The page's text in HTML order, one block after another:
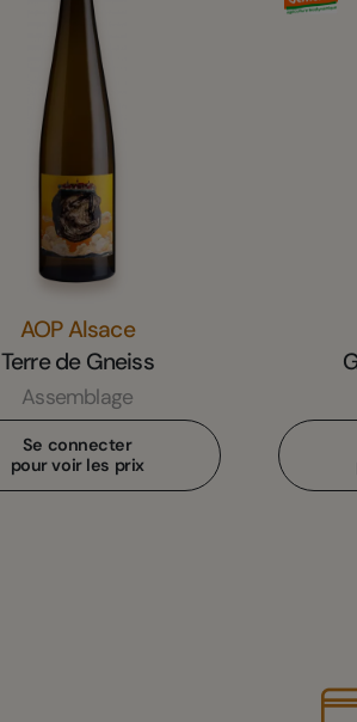
AOP Alsace
Terre de Gneiss
Assemblage
Se connecter
pour voir les prix